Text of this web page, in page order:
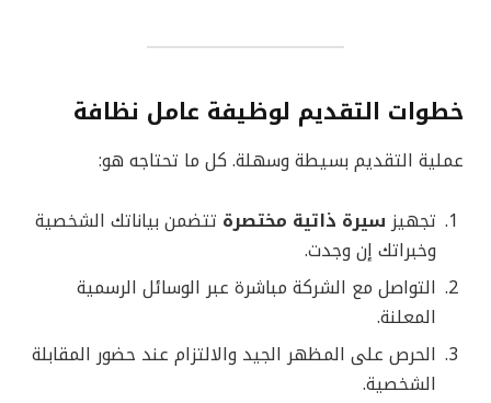
خطوات التقديم لوظيفة عامل نظافة
عملية التقديم بسيطة وسهلة. كل ما تحتاجه هو:
تجهيزسيرة ذاتية مختصرة تتضمن بياناتك الشخصية
وخبراتك إن وجدت.
التواصل مع الشركة مباشرة عبر الوسائل الرسمية
المعلنة.
الحرص على المظهر الجيد والالتزام عند حضور المقابلة
الشخصية.